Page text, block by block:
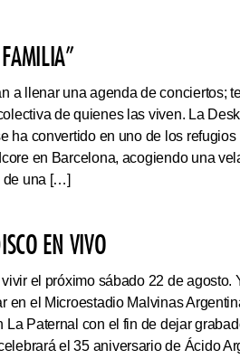
a llenar una agenda de conciertos;
de quienes las viven. La
ha convertido en uno de los refugios
en Barcelona, acogiendo una
de una […]
EN VIVO
el próximo sábado 22 de agosto.
en el Microestadio Malvinas
La Paternal con el fin de dejar
el 35 aniversario de Ácido